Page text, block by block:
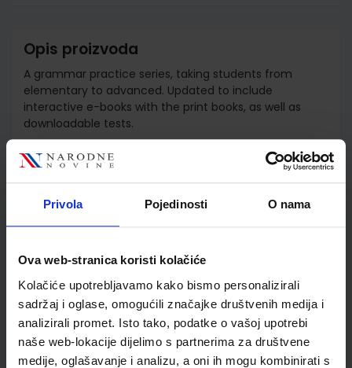
Privola Pojedinosti O nama
Ova web-stranica koristi kolačiće
Kolačiće upotrebljavamo kako bismo personalizirali
sadržaj i oglase, omogućili značajke društvenih medija i
analizirali promet. Isto tako, podatke o vašoj upotrebi
naše web-lokacije dijelimo s partnerima za društvene
medije, oglašavanje i analizu, a oni ih mogu kombinirati s
Opis proizvoda
A grammar practice series, taking students from
elementary to advanced. Updated to include
interactive e-books with the print books, as well as
downloadable tests.
Detalji proizvoda
Šifra proizvoda